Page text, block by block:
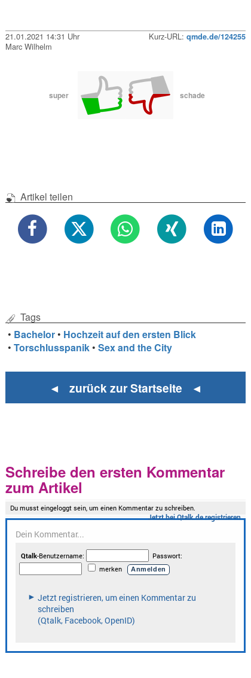
21.01.2021 14:31 Uhr Kurz-URL: qmde.de/124255
Marc Wilhelm
super schade
Artikel teilen
Tags
• Bachelor • Hochzeit auf den ersten Blick
•Torschlusspanik •Sex and the City
◄ zurück zur Startseite ◄
Schreibe den ersten Kommentar
zum Artikel